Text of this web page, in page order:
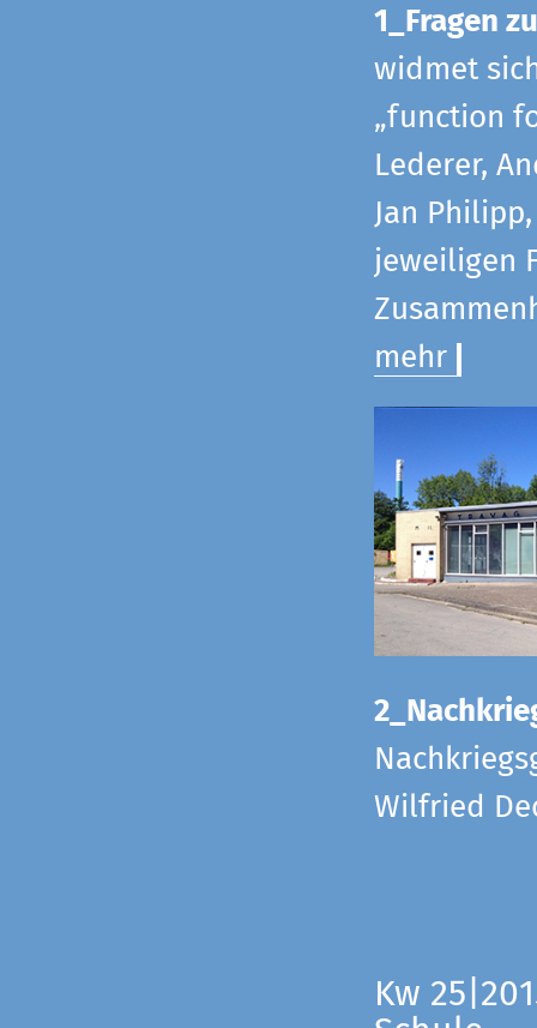
1_Fragen
widmet
„function
Lederer,
Jan
jeweiligen
mehr
Wilfried
Kw